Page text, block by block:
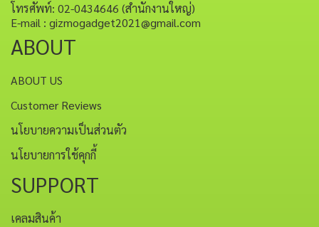
โทรศัพท์: 02-0434646 (สำนักงานใหญ่)
E-mail : gizmogadget2021@gmail.com
ABOUT
ABOUT US
Customer Reviews
นโยบายความเป็นส่วนตัว
นโยบายการใช้คุกกี้
SUPPORT
เคลมสินค้า